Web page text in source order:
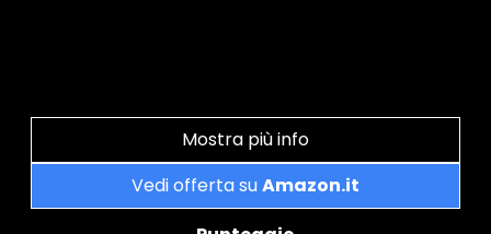
Mostra più info
Vedi offerta suAmazon.it